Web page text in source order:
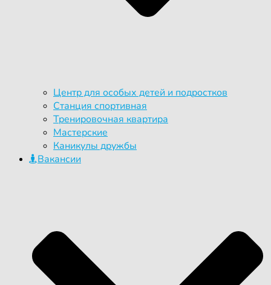
Центр для особых детей и подростков
Станция спортивная
Тренировочная квартира
Мастерские
Каникулы дружбы
Вакансии